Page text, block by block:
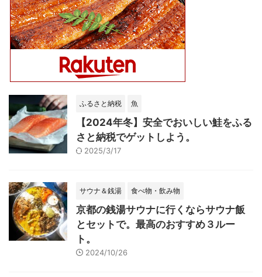
ふるさと納税 魚
【2024年冬】安全でおいしい鮭をふる
さと納税でゲットしよう。
2025/3/17
サウナ＆銭湯 食べ物・飲み物
京都の銭湯サウナに行くならサウナ飯
とセットで。最高のおすすめ３ルー
ト。
2024/10/26